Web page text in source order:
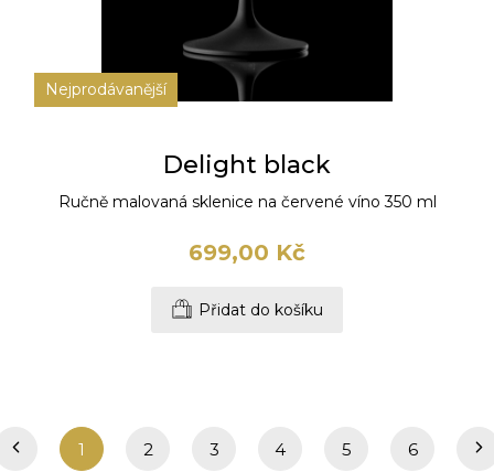
Nejprodávanější
Delight black
Ručně malovaná sklenice na červené víno 350 ml
699,00 Kč
Přidat do košíku
1 2 3 4 5 6